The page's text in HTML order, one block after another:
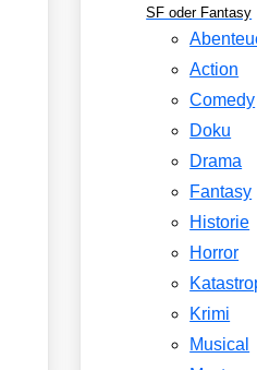
SF oder Fantasy
Action
Comedy
Doku
Drama
Fantasy
Historie
Horror
Krimi
Musical